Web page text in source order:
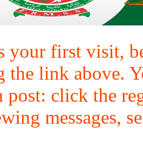
your first visit,
the link above.
post: click the
messages,